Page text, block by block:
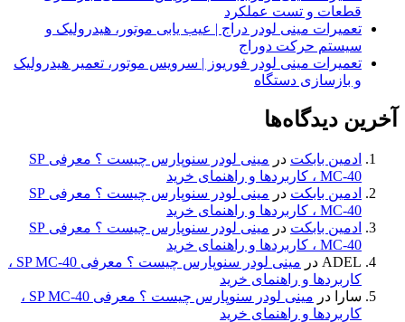
قطعات و تست عملکرد
تعمیرات مینی لودر دراج | عیب یابی موتور، هیدرولیک و
سیستم حرکت دوراج
تعمیرات مینی لودر فوریوز | سرویس موتور، تعمیر هیدرولیک
و بازسازی دستگاه
آخرین دیدگاه‌ها
ادمین بابکت در
مینی لودر سنوپارس چیست ؟ معرفی SP
MC-40 ، کاربردها و راهنمای خرید
ادمین بابکت در
مینی لودر سنوپارس چیست ؟ معرفی SP
MC-40 ، کاربردها و راهنمای خرید
ادمین بابکت در
مینی لودر سنوپارس چیست ؟ معرفی SP
MC-40 ، کاربردها و راهنمای خرید
ADEL در
مینی لودر سنوپارس چیست ؟ معرفی SP MC-40 ،
کاربردها و راهنمای خرید
سارا
در
مینی لودر سنوپارس چیست ؟ معرفی SP MC-40 ،
کاربردها و راهنمای خرید